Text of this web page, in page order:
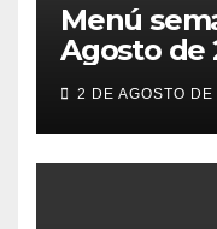
Menú
Agosto de
2 DE AGOSTO